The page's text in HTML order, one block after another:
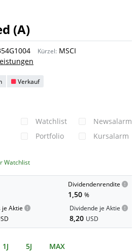
(A)
Kürzel: MSCI
Verkauf
Watchlist
Portfolio
Newsalarm
Kursalarm
Watchlist
Dividendenrendite
1,50 %
je Aktie Dividende je Aktie
8,20 USD
1J 5J MAX